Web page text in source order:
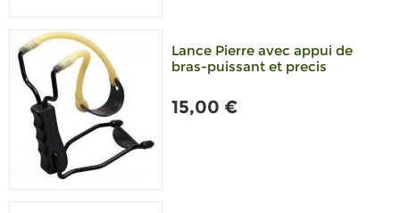
Lance Pierre avec appui de
bras-puissant et precis
15,00 €